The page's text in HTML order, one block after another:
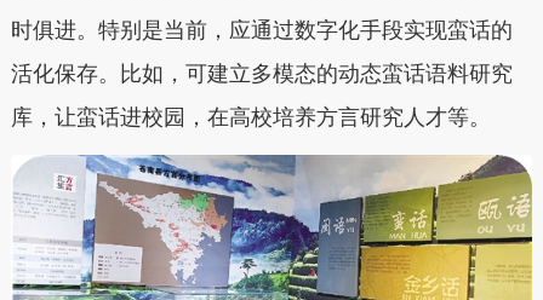
时俱进。特别是当前，应通过数字化手段实现蛮话的
活化保存。比如，可建立多模态的动态蛮话语料研究
库，让蛮话进校园，在高校培养方言研究人才等。